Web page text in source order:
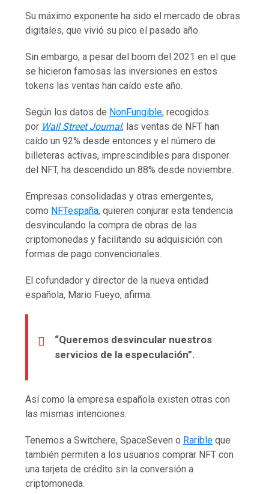
Su máximo exponente ha sido el mercado de obras
digitales, que vivió su pico el pasado año.
Sin embargo, a pesar del boom del 2021 en el que
se hicieron famosas las inversiones en estos
tokens las ventas han caído este año.
Según los datos de NonFungible, recogidos
por Wall Street Journal, las ventas de NFT han
caído un 92% desde entonces y el número de
billeteras activas, imprescindibles para disponer
del NFT, ha descendido un 88% desde noviembre.
Empresas consolidadas y otras emergentes,
como NFTespaña, quieren conjurar esta tendencia
desvinculando la compra de obras de las
criptomonedas y facilitando su adquisición con
formas de pago convencionales.
El cofundador y director de la nueva entidad
española, Mario Fueyo, afirma:
“Queremos desvincular nuestros
servicios de la especulación”.
Así como la empresa española existen otras con
las mismas intenciones.
Tenemos a Switchere, SpaceSeven o Rarible que
también permiten a los usuarios comprar NFT con
una tarjeta de crédito sin la conversión a
criptomoneda.